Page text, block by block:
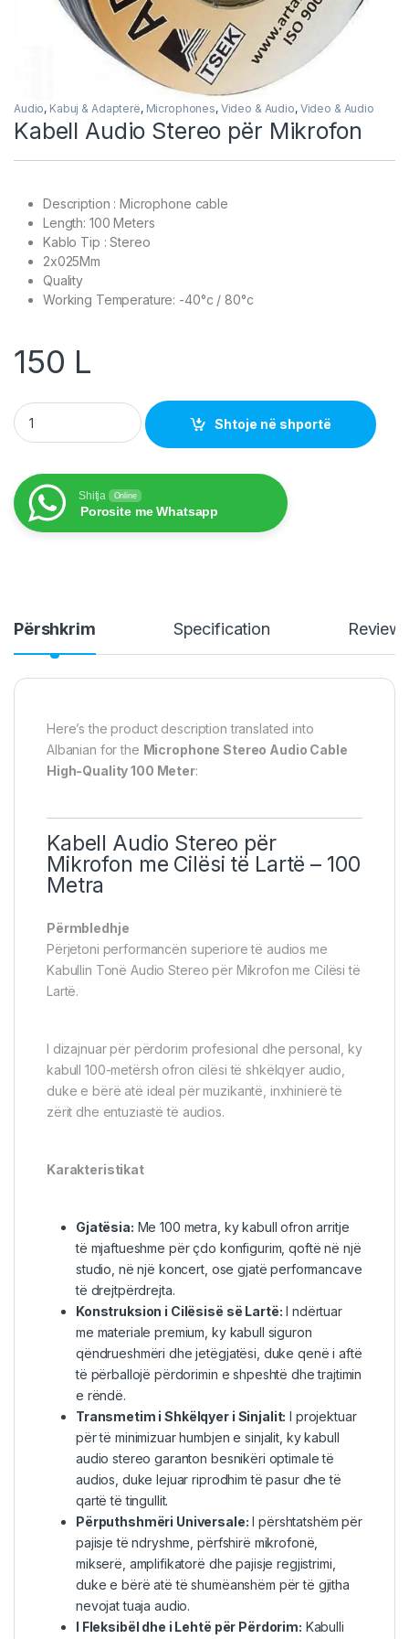
Audio, Kabuj & Adapterë, Microphones, Video & Audio, Video & Audio
Kabell Audio Stereo për Mikrofon
Description : Microphone cable
Length: 100 Meters
Kablo Tip : Stereo
2x025Mm
Quality
Working Temperature: -40°c / 80°c
150 L
Kabell Audio Stereo për Mikrofon quantity
Shtoje në shportë
Shitja Online
Porosite me Whatsapp
Përshkrim Specification
Here’s the product description translated into
Albanian for the Microphone Stereo Audio Cable
High-Quality 100 Meter:
Kabell Audio Stereo për
Mikrofon me Cilësi të Lartë – 100
Metra
Përmbledhje
Përjetoni performancën superiore të audios me
Kabullin Tonë Audio Stereo për Mikrofon me Cilësi të
Lartë.
I dizajnuar për përdorim profesional dhe personal, ky
kabull 100-metërsh ofron cilësi të shkëlqyer audio,
duke e bërë atë ideal për muzikantë, inxhinierë të
zërit dhe entuziastë të audios.
Karakteristikat
Gjatësia: Me 100 metra, ky kabull ofron arritje
të mjaftueshme për çdo konfigurim, qoftë në një
studio, në një koncert, ose gjatë performancave
të drejtpërdrejta.
Konstruksion i Cilësisë së Lartë: I ndërtuar
me materiale premium, ky kabull siguron
qëndrueshmëri dhe jetëgjatësi, duke qenë i aftë
të përballojë përdorimin e shpeshtë dhe trajtimin
e rëndë.
Transmetim i Shkëlqyer i Sinjalit: I projektuar
për të minimizuar humbjen e sinjalit, ky kabull
audio stereo garanton besnikëri optimale të
audios, duke lejuar riprodhim të pasur dhe të
qartë të tingullit.
Përputhshmëri Universale: I përshtatshëm për
pajisje të ndryshme, përfshirë mikrofonë,
mikserë, amplifikatorë dhe pajisje regjistrimi,
duke e bërë atë të shumëanshëm për të gjitha
nevojat tuaja audio.
I Fleksibël dhe i Lehtë për Përdorim: Kabulli